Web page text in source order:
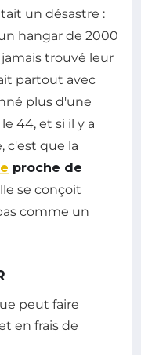
un désastre :
hangar de 2000
trouvé leur
partout avec
plus d'une
44, et si il y a
c'est que la
proche de
se conçoit
comme un
peut faire
en frais de